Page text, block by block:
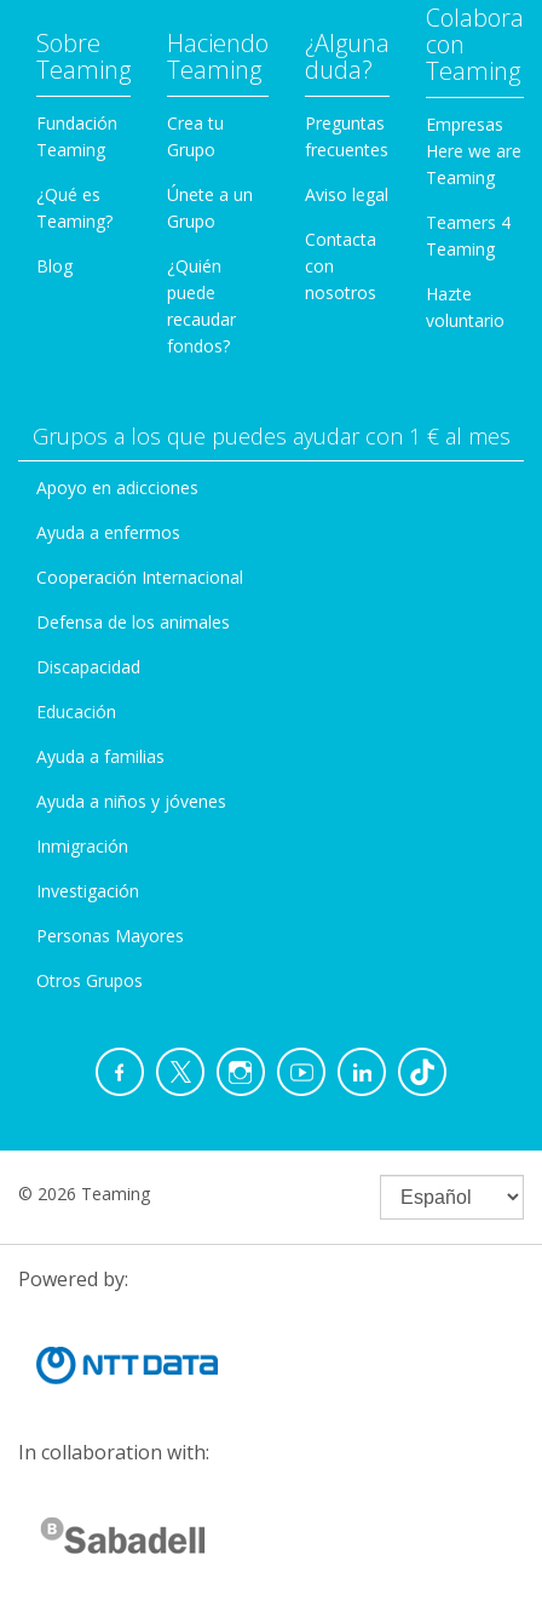
Sobre
Teaming
Fundación
Teaming
¿Qué es
Teaming?
Blog
Haciendo
Teaming
Crea tu
Grupo
Únete a un
Grupo
¿Quién
puede
recaudar
fondos?
¿Alguna
duda?
Preguntas
frecuentes
Aviso legal
Contacta
con
nosotros
Colabora
con
Teaming
Empresas
Here we are
Teaming
Teamers 4
Teaming
Hazte
voluntario
Grupos a los que puedes ayudar con 1 € al mes
Apoyo en adicciones
Ayuda a enfermos
Cooperación Internacional
Defensa de los animales
Discapacidad
Educación
Ayuda a familias
Ayuda a niños y jóvenes
Inmigración
Investigación
Personas Mayores
Otros Grupos
© 2026 Teaming
Powered by:
In collaboration with: